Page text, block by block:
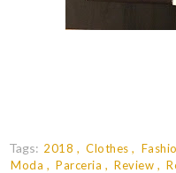
Tags: 2018 Clothes
Moda
Parceria Review